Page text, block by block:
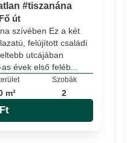
#tiszanána
út
szívében Ez a két
felújított családi
utcájában
évek első feléb...
m²
Szobák
2